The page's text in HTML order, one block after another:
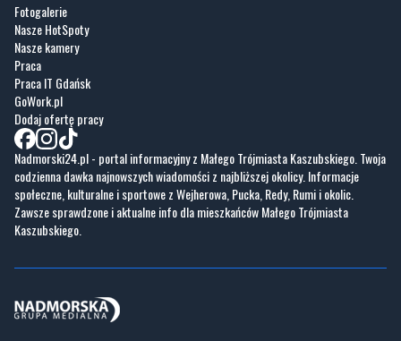
Fotogalerie
Nasze HotSpoty
Nasze kamery
Praca
Praca IT Gdańsk
GoWork.pl
Dodaj ofertę pracy
Nadmorski24.pl - portal informacyjny z Małego Trójmiasta Kaszubskiego. Twoja
codzienna dawka najnowszych wiadomości z najbliższej okolicy. Informacje
społeczne, kulturalne i sportowe z Wejherowa, Pucka, Redy, Rumi i okolic.
Zawsze sprawdzone i aktualne info dla mieszkańców Małego Trójmiasta
Kaszubskiego.